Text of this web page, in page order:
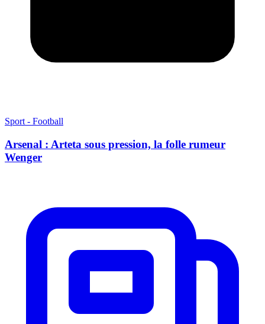
Sport - Football
Arsenal : Arteta sous pression, la folle rumeur
Wenger